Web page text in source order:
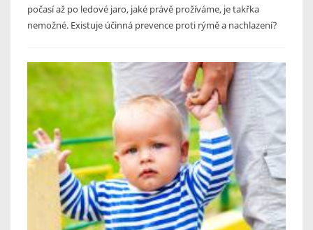
počasí až po ledové jaro, jaké právě prožíváme, je takřka
nemožné. Existuje účinná prevence proti rýmě a nachlazení?